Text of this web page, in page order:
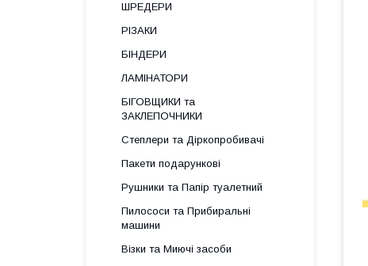
ШРЕДЕРИ
РІЗАКИ
БІНДЕРИ
ЛАМІНАТОРИ
БІГОВЩИКИ та
ЗАКЛЕПОЧНИКИ
Степлери та Діркопробивачі
Пакети подарункові
Рушники та Папір туалетний
Пилососи та Прибиральні
машини
Візки та Миючі засоби